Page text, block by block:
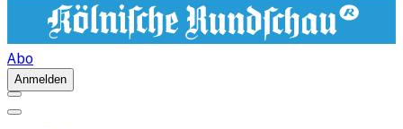
Abo
Anmelden